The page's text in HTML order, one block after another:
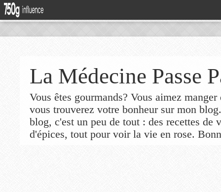
La Médecine Passe
Vous êtes gourmands? Vous aimez
vous trouverez votre bonheur sur mon
blog, c'est un peu de tout : des recettes de
d'épices, tout pour voir la vie en rose.